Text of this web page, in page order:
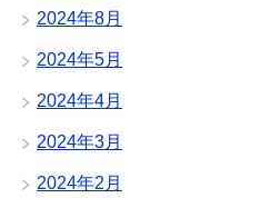
2024年8月
2024年5月
2024年4月
2024年3月
2024年2月